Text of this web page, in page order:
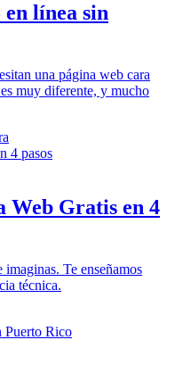
línea sin
una página web cara
muy diferente, y mucho
Web Gratis en 4
Te enseñamos
técnica.